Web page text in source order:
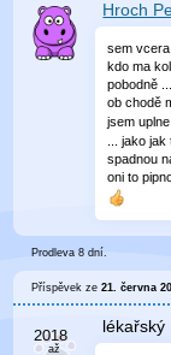
Hroch
sem
kdo ma
pobodně
ob chodě
jsem
... jako
spadnou
oni to
Prodleva 8 dní.
Příspěvek ze21. června
lékařský